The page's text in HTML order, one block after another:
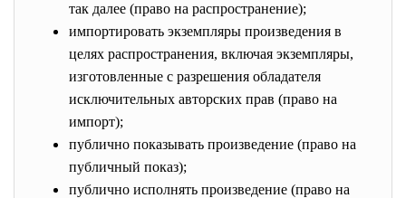
так далее (право на распространение);
импортировать экземпляры произведения в
целях распространения, включая экземпляры,
изготовленные с разрешения обладателя
исключительных авторских прав (право на
импорт);
публично показывать произведение (право на
публичный показ);
публично исполнять произведение (право на